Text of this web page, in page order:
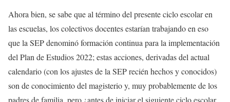
Ahora bien, se sabe que al término del presente ciclo escolar en
las escuelas, los colectivos docentes estarían trabajando en eso
que la SEP denominó formación continua para la implementación
del Plan de Estudios 2022; estas acciones, derivadas del actual
calendario (con los ajustes de la SEP recién hechos y conocidos)
son de conocimiento del magisterio y, muy probablemente de los
padres de familia, pero ¿antes de iniciar el siguiente ciclo escolar